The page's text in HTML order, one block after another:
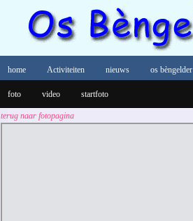
home Activiteiten nieuws os bèngelder
foto video startfoto
terug naar fotopagina